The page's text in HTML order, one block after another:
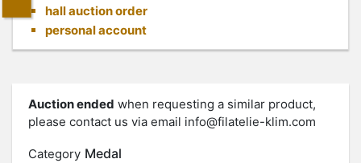
hall auction order
personal account
Auction ended when requesting a similar product,
please contact us via email info@filatelie-klim.com
Category Medal